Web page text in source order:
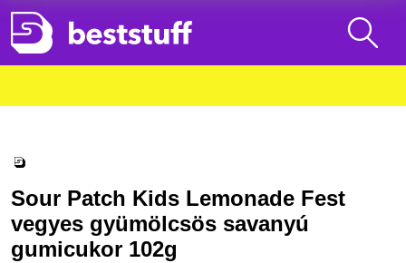
Sour Patch Kids Lemonade Fest
vegyes gyümölcsös savanyú
gumicukor 102g